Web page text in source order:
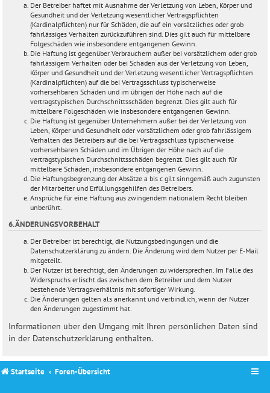
Der Betreiber haftet mit Ausnahme der Verletzung von Leben, Körper und
Gesundheit und der Verletzung wesentlicher Vertragspflichten
(Kardinalpflichten) nur für Schäden, die auf ein vorsätzliches oder grob
fahrlässiges Verhalten zurückzuführen sind. Dies gilt auch für mittelbare
Folgeschäden wie insbesondere entgangenen Gewinn.
Die Haftung ist gegenüber Verbrauchern außer bei vorsätzlichem oder grob
fahrlässigem Verhalten oder bei Schäden aus der Verletzung von Leben,
Körper und Gesundheit und der Verletzung wesentlicher Vertragspflichten
(Kardinalpflichten) auf die bei Vertragsschluss typischerweise
vorhersehbaren Schäden und im übrigen der Höhe nach auf die
vertragstypischen Durchschnittsschäden begrenzt. Dies gilt auch für
mittelbare Folgeschäden wie insbesondere entgangenen Gewinn.
Die Haftung ist gegenüber Unternehmern außer bei der Verletzung von
Leben, Körper und Gesundheit oder vorsätzlichem oder grob fahrlässigem
Verhalten des Betreibers auf die bei Vertragsschluss typischerweise
vorhersehbaren Schäden und im Übrigen der Höhe nach auf die
vertragstypischen Durchschnittsschäden begrenzt. Dies gilt auch für
mittelbare Schäden, insbesondere entgangenen Gewinn.
Die Haftungsbegrenzung der Absätze a bis c gilt sinngemäß auch zugunsten
der Mitarbeiter und Erfüllungsgehilfen des Betreibers.
Ansprüche für eine Haftung aus zwingendem nationalem Recht bleiben
unberührt.
6. ÄNDERUNGSVORBEHALT
Der Betreiber ist berechtigt, die Nutzungsbedingungen und die
Datenschutzerklärung zu ändern. Die Änderung wird dem Nutzer per E-Mail
mitgeteilt.
Der Nutzer ist berechtigt, den Änderungen zu widersprechen. Im Falle des
Widerspruchs erlischt das zwischen dem Betreiber und dem Nutzer
bestehende Vertragsverhältnis mit sofortiger Wirkung.
Die Änderungen gelten als anerkannt und verbindlich, wenn der Nutzer
den Änderungen zugestimmt hat.
Informationen über den Umgang mit Ihren persönlichen Daten sind
in der Datenschutzerklärung enthalten.
Startseite Foren-Übersicht